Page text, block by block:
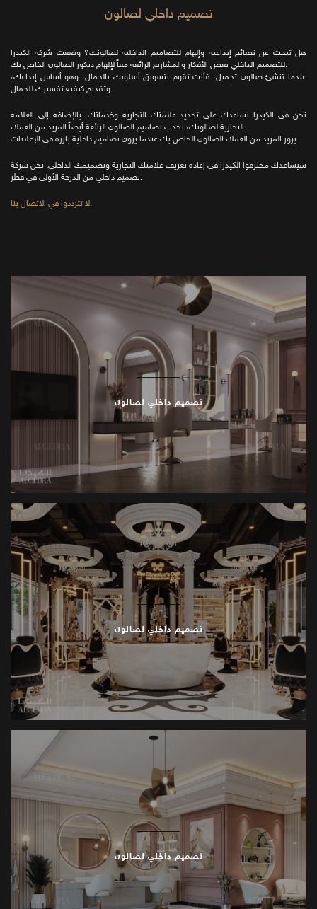
تصميم داخلي لصالون
هل تبحث عن نصائح إبداعية وإلهام للتصاميم الداخلية لصالونك؟ وضعت شركة الكيدرا
للتصميم الداخلي بعض الأفكار والمشاريع الرائعة معاً لإلهام ديكور الصالون الخاص بك.
عندما تنشئ صالون تجميل، فأنت تقوم بتسويق أسلوبك بالجمال، وهو أساس إبداعك،
وتقديم كيفية تفسيرك للجمال.
نحن في الكيدرا نساعدك على تحديد علامتك التجارية وخدماتك. بالإضافة إلى العلامة
التجارية لصالونك، تجذب تصاميم الصالون الرائعة أيضاً المزيد من العملاء.
يزور المزيد من العملاء الصالون الخاص بك عندما يرون تصاميم داخلية بارزة في الإعلانات.
سيساعدك محترفوا الكيدرا في إعادة تعريف علامتك التجارية وتصميمك الداخلي. نحن شركة
تصميم داخلي من الدرجة الأولى في قطر.
لا تترددوا في الاتصال بنا.
تصميم داخلي لصالون
تصميم داخلي لصالون
تصميم داخلي لصالون